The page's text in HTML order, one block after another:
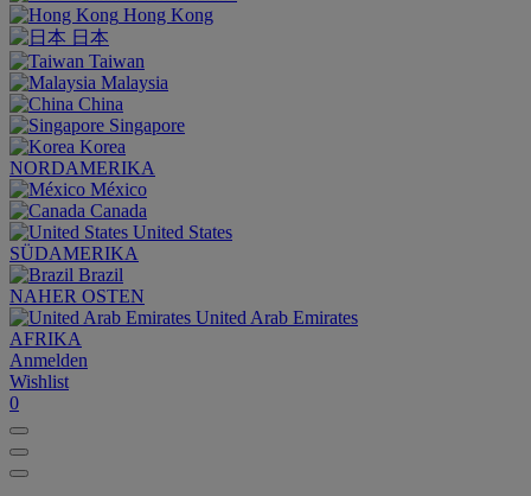
Hong Kong
日本
Taiwan
Malaysia
China
Singapore
Korea
NORDAMERIKA
México
Canada
United States
SÜDAMERIKA
Brazil
NAHER OSTEN
United Arab Emirates
AFRIKA
Anmelden
Wishlist
0